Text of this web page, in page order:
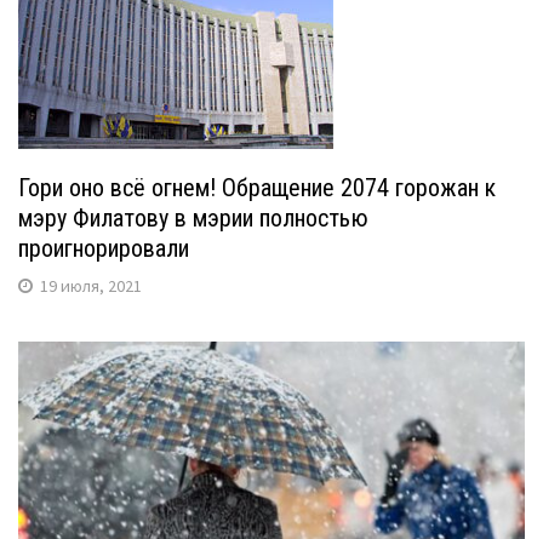
Гори оно всё огнем! Обращение 2074 горожан к
мэру Филатову в мэрии полностью
проигнорировали
19 июля, 2021